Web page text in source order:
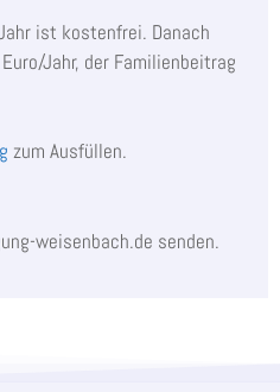
ist kostenfrei. Danach
Jahr, der Familienbeitrag
zum Ausfüllen.
weisenbach.de senden.